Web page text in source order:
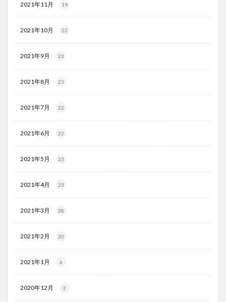
2021年11月 19
2021年10月 22
2021年9月 23
2021年8月 23
2021年7月 22
2021年6月 22
2021年5月 23
2021年4月 23
2021年3月 28
2021年2月 20
2021年1月 6
2020年12月 2